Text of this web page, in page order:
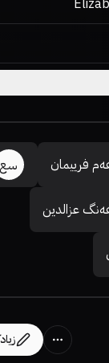
فرییمان سع
عزالدین